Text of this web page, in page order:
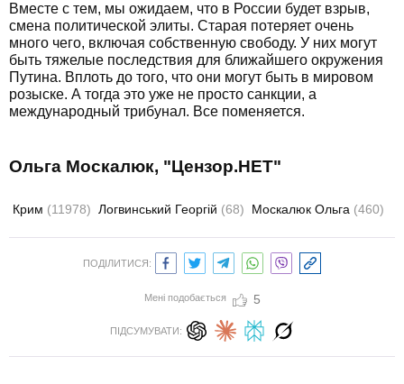
Вместе с тем, мы ожидаем, что в России будет взрыв,
смена политической элиты. Старая потеряет очень
много чего, включая собственную свободу. У них могут
быть тяжелые последствия для ближайшего окружения
Путина. Вплоть до того, что они могут быть в мировом
розыске. А тогда это уже не просто санкции, а
международный трибунал. Все поменяется.
Ольга Москалюк, "Цензор.НЕТ"
Крим (11978) Логвинський Георгій (68) Москалюк Ольга (460)
ПОДІЛИТИСЯ:
Мені подобається 5
ПІДСУМУВАТИ: